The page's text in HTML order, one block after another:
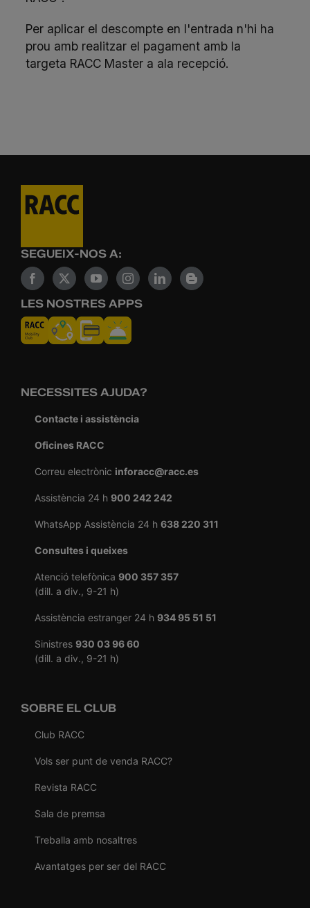
Per aplicar el descompte en l'entrada n'hi ha
prou amb realitzar el pagament amb la
targeta RACC Master a ala recepció.
SEGUEIX-NOS A:
LES NOSTRES APPS
NECESSITES AJUDA?
Contacte i assistència
Oficines RACC
Correu electrònic inforacc@racc.es
Assistència 24 h 900 242 242
WhatsApp Assistència 24 h 638 220 311
Consultes i queixes
Atenció telefònica 900 357 357
(dill. a div., 9-21 h)
Assistència estranger 24 h 934 95 51 51
Sinistres 930 03 96 60
(dill. a div., 9-21 h)
SOBRE EL CLUB
Club RACC
Vols ser punt de venda RACC?
Revista RACC
Sala de premsa
Treballa amb nosaltres
Avantatges per ser del RACC